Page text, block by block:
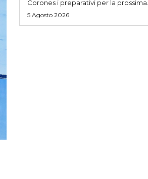
Corones i preparativi per la prossima...
5 Agosto 2026